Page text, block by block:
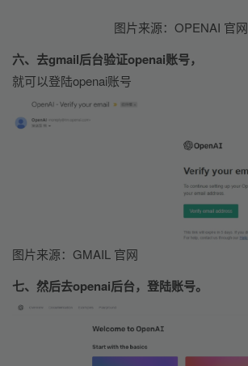
图片来源：OPENAI 官网
六、去gmail后台验证openai账号，
就可以登陆openai账号
图片来源：GMAIL 官网
七、然后去openai后台，登陆账号。